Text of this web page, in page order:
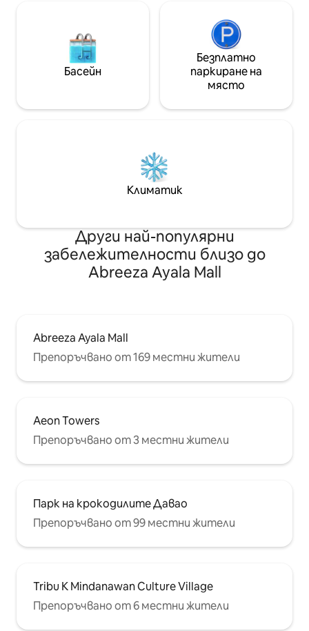
Басейн
Безплатно
паркиране на
място
Климатик
Други най-популярни
забележителности близо до
Abreeza Ayala Mall
Abreeza Ayala Mall
Препоръчвано от 169 местни жители
Aeon Towers
Препоръчвано от 3 местни жители
Парк на крокодилите Давао
Препоръчвано от 99 местни жители
Tribu K Mindanawan Culture Village
Препоръчвано от 6 местни жители